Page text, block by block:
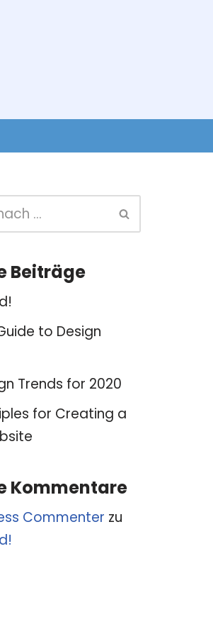
Beiträge
to Design
Trends for 2020
for Creating a
Kommentare
Commenter zu